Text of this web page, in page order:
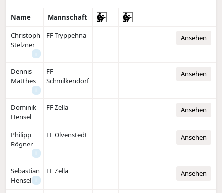
Name
Mannschaft
Christoph
Stelzner
i
FF Tryppehna Ansehen
Dennis
Matthes
i
FF
Schmilkendorf
Ansehen
Dominik
Hensel
FF Zella Ansehen
Philipp
Rögner
i
FF Olvenstedt Ansehen
Sebastian
Hensel
i
FF Zella Ansehen